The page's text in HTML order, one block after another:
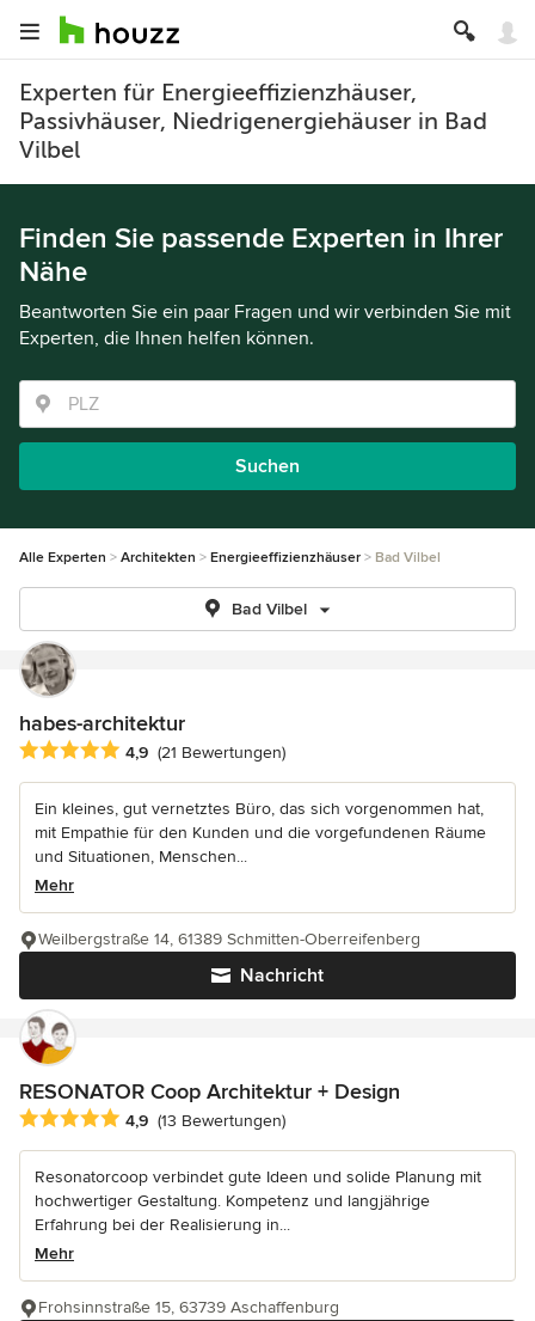
Experten für Energieeffizienzhäuser,
Passivhäuser, Niedrigenergiehäuser in Bad
Vilbel
Finden Sie passende Experten in Ihrer
Nähe
Beantworten Sie ein paar Fragen und wir verbinden Sie mit
Experten, die Ihnen helfen können.
Suchen
Alle Experten Architekten Energieeffizienzhäuser Bad Vilbel
Bad Vilbel
habes-architektur
Durchschnittliche Bewertung: 4.9 von 5 Sternen
4,9 (21 Bewertungen)
Ein kleines, gut vernetztes Büro, das sich vorgenommen hat,
mit Empathie für den Kunden und die vorgefundenen Räume
und Situationen, Menschen...
Mehr
Nachricht
Weilbergstraße 14, 61389 Schmitten-Oberreifenberg
RESONATOR Coop Architektur + Design
Durchschnittliche Bewertung: 4.9 von 5 Sternen
4,9 (13 Bewertungen)
Resonatorcoop verbindet gute Ideen und solide Planung mit
hochwertiger Gestaltung. Kompetenz und langjährige
Erfahrung bei der Realisierung in...
Mehr
Frohsinnstraße 15, 63739 Aschaffenburg